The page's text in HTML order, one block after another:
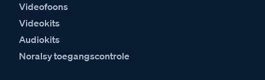
Videofoons
Videokits
Audiokits
Noralsy toegangscontrole